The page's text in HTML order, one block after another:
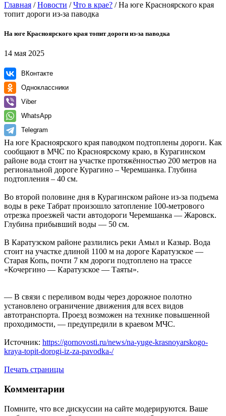
Главная /Новости /Что в крае? /На юге Красноярского края
топит дороги из-за паводка
На юге Красноярского края топит дороги из-за паводка
14 мая 2025
ВКонтакте
Одноклассники
Viber
WhatsApp
Telegram
На юге Красноярского края паводком подтоплены дороги. Как
сообщают в МЧС по Красноярскому краю, в Курагинском
районе вода стоит на участке протяжённостью 200 метров на
региональной дороге Курагино – Черемшанка. Глубина
подтопления – 40 см.
Во второй половине дня в Курагинском районе из-за подъема
воды в реке Табрат произошло затопление 100-метрового
отрезка проезжей части автодороги Черемшанка — Жаровск.
Глубина прибывший воды — 50 см.
В Каратузском районе разлились реки Амыл и Казыр. Вода
стоит на участке длиной 1100 м на дороге Каратузское —
Старая Копь, почти 7 км дороги подтоплено на трассе
«Кочергино — Каратузское — Таяты».
— В связи с переливом воды через дорожное полотно
установлено ограничение движения для всех видов
автотранспорта. Проезд возможен на технике повышенной
проходимости, — предупредили в краевом МЧС.
Источник: https://gornovosti.ru/news/na-yuge-krasnoyarskogo-
kraya-topit-dorogi-iz-za-pavodka-/
Печать страницы
Комментарии
Помните, что все дискуссии на сайте модерируются. Ваше